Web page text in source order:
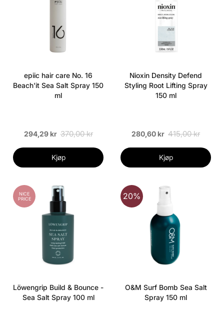
epiic hair care No. 16
Beach'it Sea Salt Spray 150
ml
294,29 kr 370,00 kr
Kjøp
Nioxin Density Defend
Styling Root Lifting Spray
150 ml
280,60 kr 415,00 kr
Kjøp
NICE
PRICE
Löwengrip Build & Bounce -
Sea Salt Spray 100 ml
20%
O&M Surf Bomb Sea Salt
Spray 150 ml